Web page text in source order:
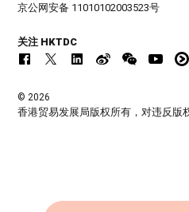
京公网安备 11010102003523号
关注 HKTDC
© 2026
香港贸易发展局版权所有，对违反版